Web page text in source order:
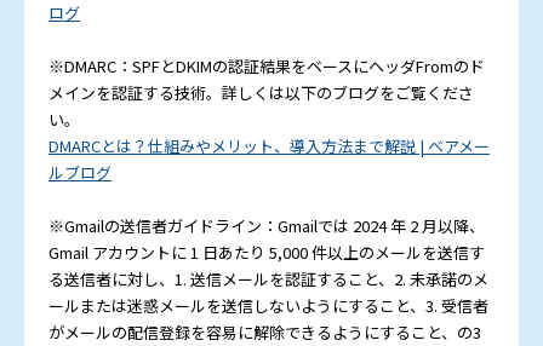
ログ
※DMARC：SPFとDKIMの認証結果をベースにヘッダFromのド
メインを認証する技術。詳しくは以下のブログをご覧くださ
い。
DMARCとは？仕組みやメリット、導入方法まで解説 | ベアメー
ルブログ
※Gmailの送信者ガイドライン：Gmailでは 2024 年 2 月以降、
Gmail アカウントに 1 日あたり 5,000 件以上のメールを送信す
る送信者に対し、1. 送信メールを認証すること、2. 未承諾のメ
ールまたは迷惑メールを送信しないようにすること、3. 受信者
がメールの配信登録を容易に解除できるようにすること、の3